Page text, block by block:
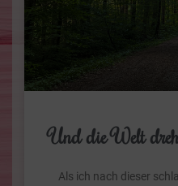
Und die Welt
Als ich nach dieser